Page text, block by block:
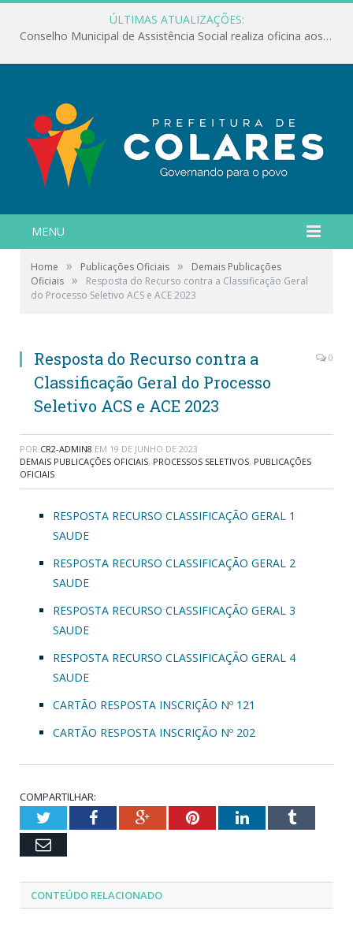
ÚLTIMAS ATUALIZAÇÕES:
Conselho Municipal de Assistência Social realiza oficina aos servidores
MENU
Home » Publicações Oficiais »
Demais Publicações
Oficiais »
Resposta do Recurso contra a Classificação Geral
do Processo Seletivo ACS e ACE 2023
Resposta do Recurso contra a
Classificação Geral do Processo
Seletivo ACS e ACE 2023
0
POR CR2-ADMIN8 EM 19 DE JUNHO DE 2023
DEMAIS PUBLICAÇÕES OFICIAIS, PROCESSOS SELETIVOS, PUBLICAÇÕES
OFICIAIS
RESPOSTA RECURSO CLASSIFICAÇÃO GERAL 1
SAUDE
RESPOSTA RECURSO CLASSIFICAÇÃO GERAL 2
SAUDE
RESPOSTA RECURSO CLASSIFICAÇÃO GERAL 3
SAUDE
RESPOSTA RECURSO CLASSIFICAÇÃO GERAL 4
SAUDE
CARTÃO RESPOSTA INSCRIÇÃO Nº 121
CARTÃO RESPOSTA INSCRIÇÃO Nº 202
COMPARTILHAR:
TwitterFacebookGoogle+PinterestLinkedInTumblr
Email
CONTEÚDO RELACIONADO